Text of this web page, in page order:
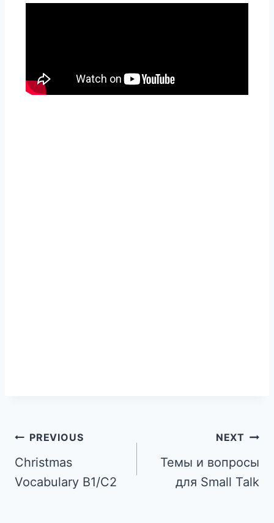
PREVIOUS
Christmas
Vocabulary B1/C2
NEXT
Темы и вопросы
для Small Talk